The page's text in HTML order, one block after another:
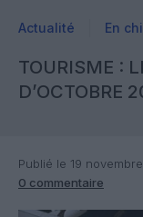
Actualité En
TOURISME :
D’OCTOBRE
Publié le 19
0 commentaire